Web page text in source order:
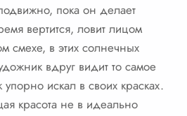
пока он делает
вертится, ловит лицом
смехе, в этих солнечных
вдруг видит то самое
упорно искал в своих красках.
красота не в идеально